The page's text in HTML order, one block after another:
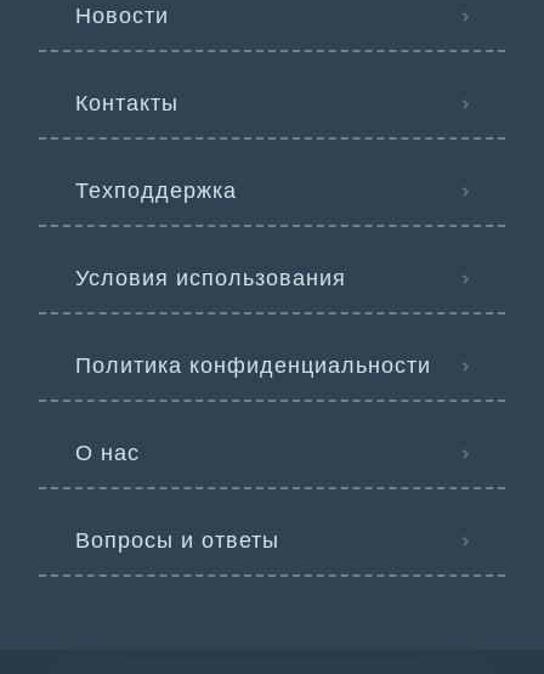
Новости
Контакты
Техподдержка
Условия использования
Политика конфиденциальности
О нас
Вопросы и ответы